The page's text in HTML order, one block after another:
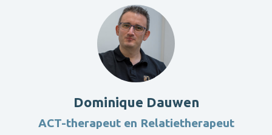
Dominique Dauwen
ACT-therapeut en Relatietherapeut